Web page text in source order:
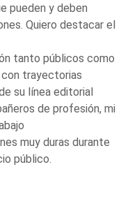
pueden y deben
Quiero destacar el
tanto públicos como
trayectorias
su línea editorial
de profesión, mi
muy duras durante
público.